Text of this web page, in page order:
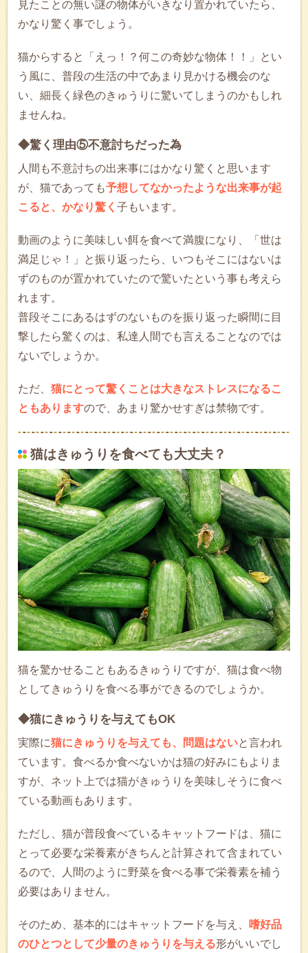
見たことの無い謎の物体がいきなり置かれていたら、
かなり驚く事でしょう。
猫からすると「えっ！？何この奇妙な物体！！」とい
う風に、普段の生活の中であまり見かける機会のな
い、細長く緑色のきゅうりに驚いてしまうのかもしれ
ませんね。
◆驚く理由⑤不意討ちだった為
人間も不意討ちの出来事にはかなり驚くと思います
が、猫であっても予想してなかったような出来事が起
こると、かなり驚く 子もいます。
動画のように美味しい餌を食べて満腹になり、「世は
満足じゃ！」と振り返ったら、いつもそこにはないは
ずのものが置かれていたので驚いたという事も考えら
れます。
普段そこにあるはずのないものを振り返った瞬間に目
撃したら驚くのは、私達人間でも言えることなのでは
ないでしょうか。
ただ、 猫にとって驚くことは大きなストレスになるこ
ともありますので、あまり驚かせすぎは禁物です。
猫はきゅうりを食べても大丈夫？
猫を驚かせることもあるきゅうりですが、猫は食べ物
としてきゅうりを食べる事ができるのでしょうか。
◆猫にきゅうりを与えてもOK
実際に猫にきゅうりを与えても、問題はないと言われ
ています。食べるか食べないかは猫の好みにもよりま
すが、ネット上では猫がきゅうりを美味しそうに食べ
ている動画もあります。
ただし、猫が普段食べているキャットフードは、猫に
とって必要な栄養素がきちんと計算されて含まれてい
るので、人間のように野菜を食べる事で栄養素を補う
必要はありません。
そのため、基本的にはキャットフードを与え、
嗜好品
のひとつとして少量のきゅうりを与える形がいいでし